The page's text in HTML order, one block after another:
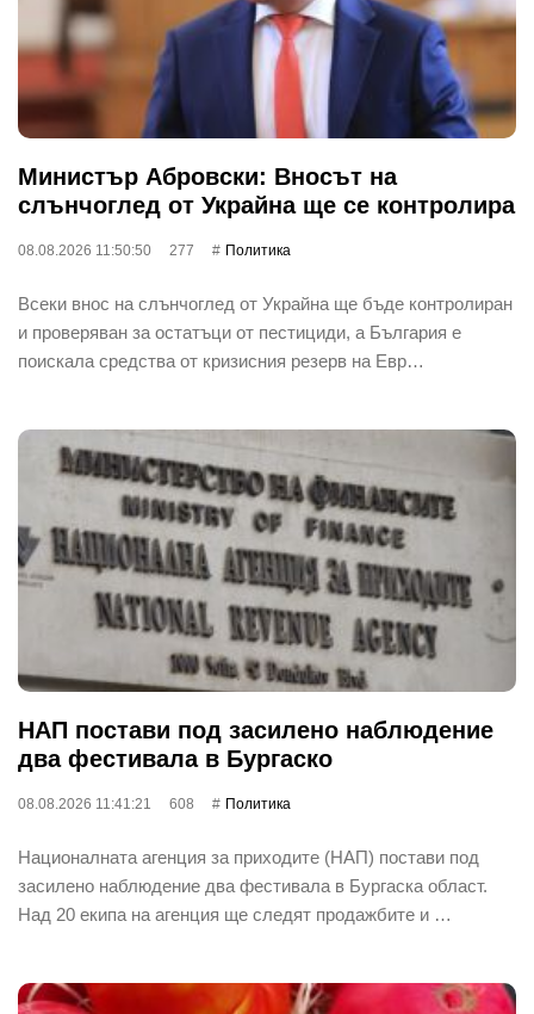
Министър Абровски: Вносът на
слънчоглед от Украйна ще се контролира
08.08.2026 11:50:50 277 Политика
Всеки внос на слънчоглед от Украйна ще бъде контролиран
и проверяван за остатъци от пестициди, а България е
поискала средства от кризисния резерв на Евр…
НАП постави под засилено наблюдение
два фестивала в Бургаско
08.08.2026 11:41:21 608 Политика
Националната агенция за приходите (НАП) постави под
засилено наблюдение два фестивала в Бургаска област.
Над 20 екипа на агенция ще следят продажбите и …